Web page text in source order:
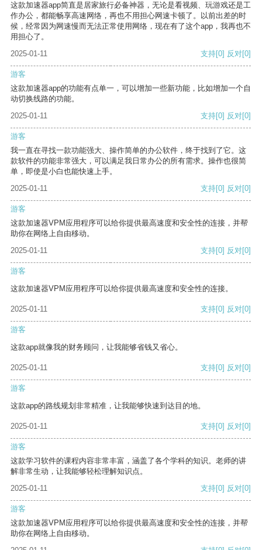
这款加速器app简直是居家旅行必备神器，无论是看视频、玩游戏还是工
作办公，都能畅享高速网络，再也不用担心网速卡顿了。以前出差的时
候，经常因为网速慢而无法正常使用网络，现在有了这个app，我再也不
用担心了。
2025-01-11
支持[0] 反对[0]
游客
这款加速器app的功能有点单一，可以增加一些新功能，比如增加一个自
动切换线路的功能。
2025-01-11
支持[0] 反对[0]
游客
我一直在寻找一款功能强大、操作简单的办公软件，终于找到了它。这
款软件的功能非常强大，可以满足我日常办公的所有需求。操作也很简
单，即使是小白也能快速上手。
2025-01-11
支持[0] 反对[0]
游客
这款加速器VPM应用程序可以给你提供最高速度和安全性的连接，并帮
助你在网络上自由移动。
2025-01-11
支持[0] 反对[0]
游客
这款加速器VPM应用程序可以给你提供最高速度和安全性的连接。
2025-01-11 支持[0] 反对[0]
游客
这款app就像我的财务顾问，让我能够省钱又省心。
2025-01-11 支持[0] 反对[0]
游客
这款app的路线规划非常精准，让我能够快速到达目的地。
2025-01-11 支持[0] 反对[0]
游客
这款学习软件的课程内容非常丰富，涵盖了各个学科的知识。老师的讲
解非常生动，让我能够轻松理解知识点。
2025-01-11
支持[0] 反对[0]
游客
这款加速器VPM应用程序可以给你提供最高速度和安全性的连接，并帮
助你在网络上自由移动。